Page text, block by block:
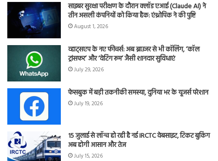
साइबर सुरक्षा परीक्षण के दौरान क्लॉड एआई (Claude AI) ने
तीन असली कंपनियों को किया हैक: एंथ्रोपिक ने की पुष्टि
August 1, 2026
व्हाट्सएप के नए फीचर्स: अब ब्राउजर से भी कॉलिंग, ‘कॉल
ट्रांसफर’ और ‘वेटिंग रूम’ जैसी शानदार सुविधाएं
July 29, 2026
फेसबुक में बड़ी तकनीकी समस्या, दुनिया भर के यूजर्स परेशान
July 19, 2026
15 जुलाई से लॉन्च हो रही है नई IRCTC वेबसाइट, टिकट बुकिंग
अब होगी आसान और तेज
July 15, 2026